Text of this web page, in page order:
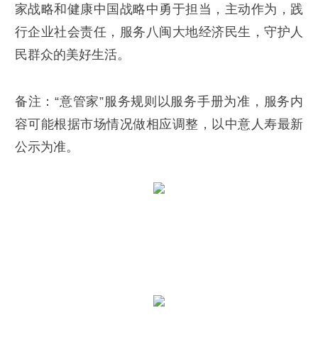
家战略和健康中国战略中勇于担当，主动作为，践
行企业社会责任，服务八闽大地经济民生，守护人
民群众的美好生活。
备注：“意管家”服务规则以服务手册为准，服务内
容可能根据市场情况做相应调整，以中意人寿最新
公示为准。